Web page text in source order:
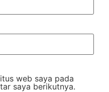
web saya pada
saya berikutnya.